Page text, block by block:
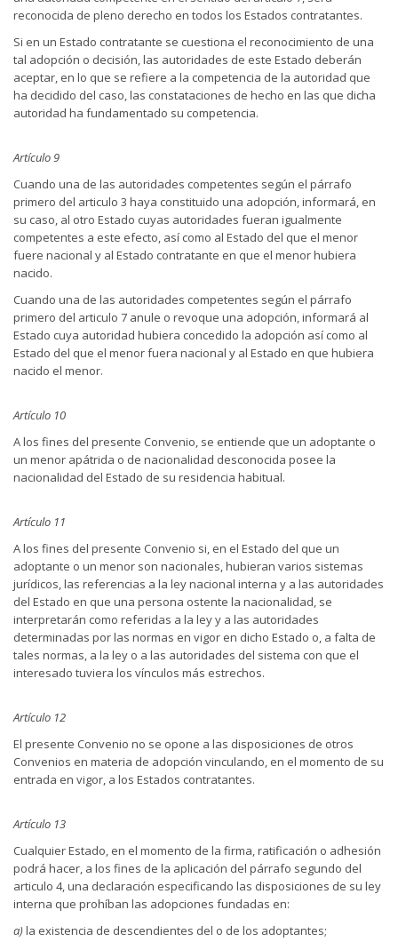
reconocida de pleno derecho en todos los Estados contratantes.
Si en un Estado contratante se cuestiona el reconocimiento de una
tal adopción o decisión, las autoridades de este Estado deberán
aceptar, en lo que se refiere a la competencia de la autoridad que
ha decidido del caso, las constataciones de hecho en las que dicha
autoridad ha fundamentado su competencia.
Artículo 9
Cuando una de las autoridades competentes según el párrafo
primero del articulo 3 haya constituido una adopción, informará, en
su caso, al otro Estado cuyas autoridades fueran igualmente
competentes a este efecto, así como al Estado del que el menor
fuere nacional y al Estado contratante en que el menor hubiera
nacido.
Cuando una de las autoridades competentes según el párrafo
primero del articulo 7 anule o revoque una adopción, informará al
Estado cuya autoridad hubiera concedido la adopción así como al
Estado del que el menor fuera nacional y al Estado en que hubiera
nacido el menor.
Artículo 10
A los fines del presente Convenio, se entiende que un adoptante o
un menor apátrida o de nacionalidad desconocida posee la
nacionalidad del Estado de su residencia habitual.
Artículo 11
A los fines del presente Convenio si, en el Estado del que un
adoptante o un menor son nacionales, hubieran varios sistemas
jurídicos, las referencias a la ley nacional interna y a las autoridades
del Estado en que una persona ostente la nacionalidad, se
interpretarán como referidas a la ley y a las autoridades
determinadas por las normas en vigor en dicho Estado o, a falta de
tales normas, a la ley o a las autoridades del sistema con que el
interesado tuviera los vínculos más estrechos.
Artículo 12
El presente Convenio no se opone a las disposiciones de otros
Convenios en materia de adopción vinculando, en el momento de su
entrada en vigor, a los Estados contratantes.
Artículo 13
Cualquier Estado, en el momento de la firma, ratificación o adhesión
podrá hacer, a los fines de la aplicación del párrafo segundo del
articulo 4, una declaración especificando las disposiciones de su ley
interna que prohíban las adopciones fundadas en:
a)la existencia de descendientes del o de los adoptantes;